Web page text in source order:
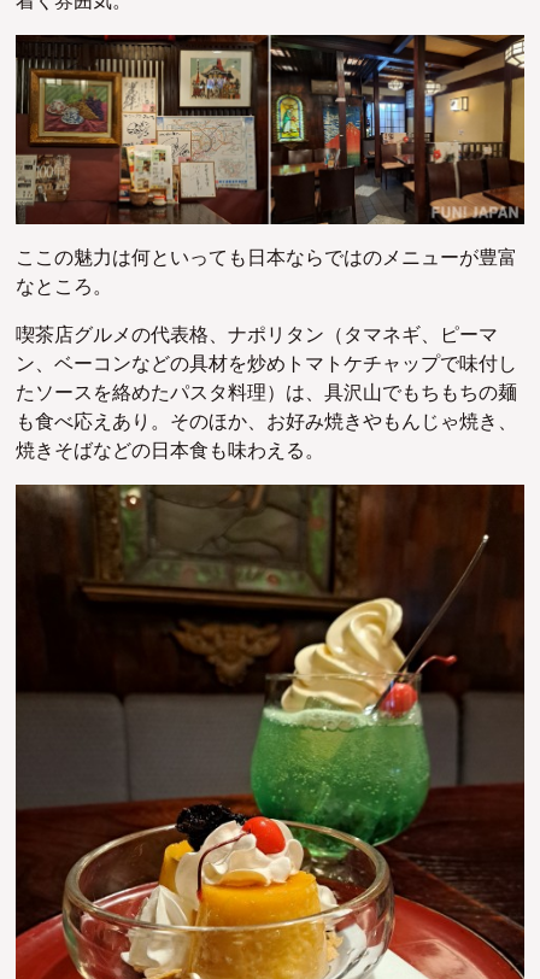
ここの魅力は何といっても日本ならではのメニューが豊富
なところ。
喫茶店グルメの代表格、ナポリタン（タマネギ、ピーマ
ン、ベーコンなどの具材を炒めトマトケチャップで味付し
たソースを絡めたパスタ料理）は、具沢山でもちもちの麺
も食べ応えあり。そのほか、お好み焼きやもんじゃ焼き、
焼きそばなどの日本食も味わえる。